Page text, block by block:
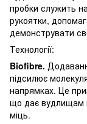
пробки служить
рукоятки,
демонструвати
Технології:
Biofibre.
підсилює
напрямках. Це
що дає вудлищам
міць.